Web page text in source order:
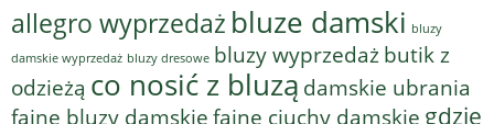
allegro wyprzedaż bluze damski bluzy
damskie wyprzedaż bluzy dresowe bluzy wyprzedaż butik z
odzieżą co nosić z bluzą damskie ubrania
fajne bluzy damskiefajne ciuchy damskie gdzie